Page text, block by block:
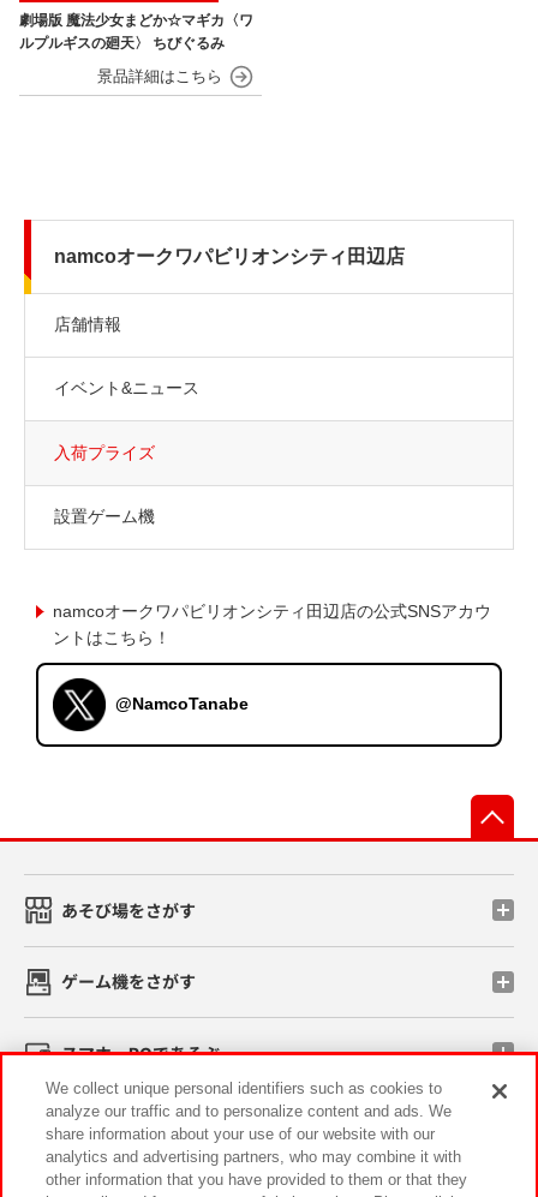
劇場版 魔法少女まどか☆マギカ〈ワ
ルプルギスの廻天〉 ちびぐるみ
namcoオークワパビリオンシティ田辺店
店舗情報
イベント&ニュース
入荷プライズ
設置ゲーム機
namcoオークワパビリオンシティ田辺店の公式SNSアカウ
ントはこちら！
@NamcoTanabe
あそび場をさがす
ゲーム機をさがす
スマホ・PCであそぶ
イベント・キャンペーン
We collect unique personal identifiers such as cookies to
analyze our traffic and to personalize content and ads. We
share information about your use of our website with our
analytics and advertising partners, who may combine it with
other information that you have provided to them or that they